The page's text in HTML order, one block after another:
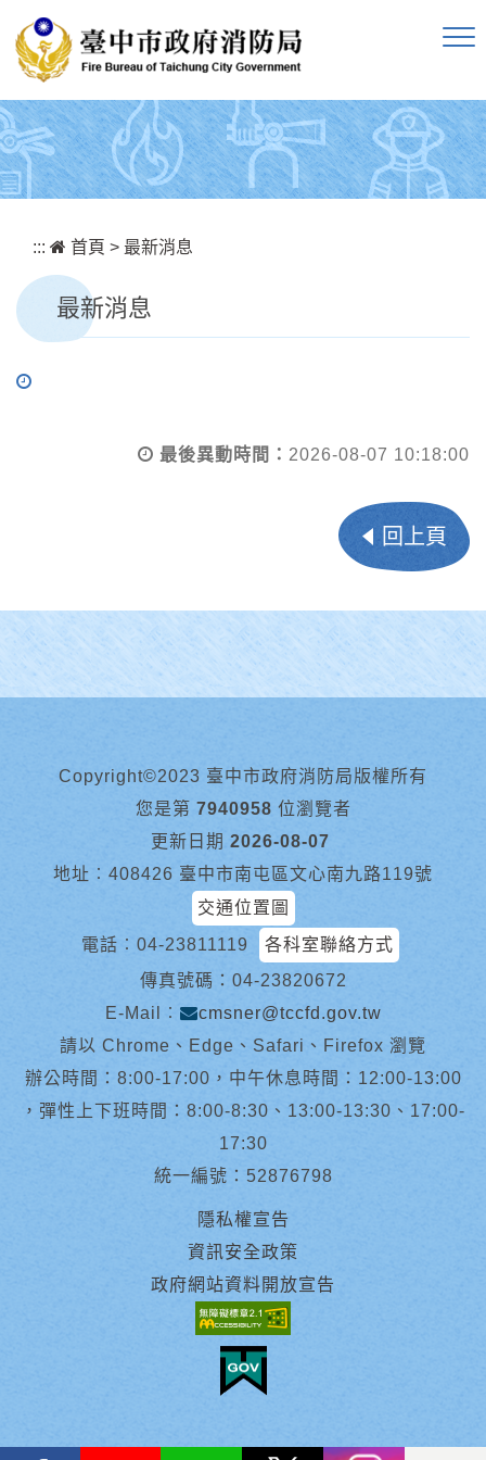
::: 首頁 > 最新消息
最新消息
最後異動時間： 2026-08-07 10:18:00
回上頁
Copyright©2023 臺中市政府消防局版權所有
您是第 7940958 位瀏覽者
更新日期 2026-08-07
地址︰408426 臺中市南屯區文心南九路119號
交通位置圖
電話︰ 04-23811119
各科室聯絡方式
傳真號碼：04-23820672
E-Mail︰
cmsner@tccfd.gov.tw
請以 Chrome、Edge、Safari、Firefox 瀏覽
辦公時間：8:00-17:00，中午休息時間：12:00-13:00
，彈性上下班時間：8:00-8:30、13:00-13:30、17:00-
17:30
統一編號：52876798
隱私權宣告
資訊安全政策
政府網站資料開放宣告